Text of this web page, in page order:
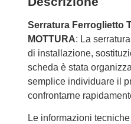
Serratura Ferroglietto
MOTTURA: La
di installazione,
scheda è stata
semplice individuare il
confrontarne
Le informazioni